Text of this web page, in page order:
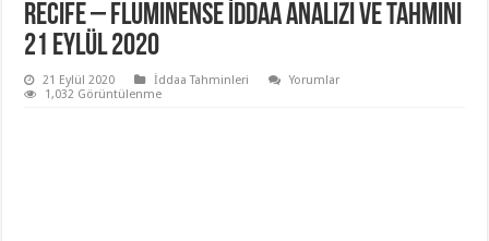
Recife – Fluminense İddaa Analizi ve Tahmini
21 Eylül 2020
21 Eylül 2020 İddaa Tahminleri
Yorumlar
1,032 Görüntülenme